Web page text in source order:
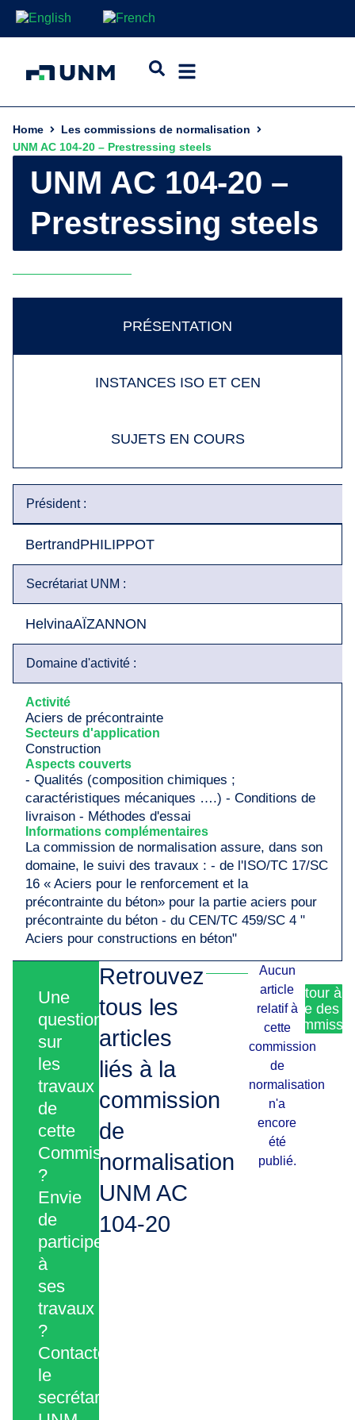
Home
Les commissions de normalisation
UNM AC 104-20 – Prestressing steels
UNM AC 104-20 –
Prestressing steels
PRÉSENTATION
INSTANCES ISO ET CEN
SUJETS EN COURS
Président :
BertrandPHILIPPOT
Secrétariat UNM :
HelvinaAÏZANNON
Domaine d'activité :
Activité
Aciers de précontrainte
Secteurs d'application
Construction
Aspects couverts
- Qualités (composition chimiques ;
caractéristiques mécaniques ….) - Conditions de
livraison - Méthodes d'essai
Informations complémentaires
La commission de normalisation assure, dans son
domaine, le suivi des travaux : - de l'ISO/TC 17/SC
16 « Aciers pour le renforcement et la
précontrainte du béton» pour la partie aciers pour
précontrainte du béton - du CEN/TC 459/SC 4 "
Aciers pour constructions en béton"
Une
question
sur
les
travaux
de
cette
Commission
?
Envie
de
participer
à
ses
travaux
?
Contactez
le
secrétariat
Retrouvez
tous les
articles
liés à la
commission
de
normalisation
UNM AC
104-20
Aucun
article
relatif à
cette
commission
de
normalisation
n'a
encore
été
publié.
Retour à
liste des